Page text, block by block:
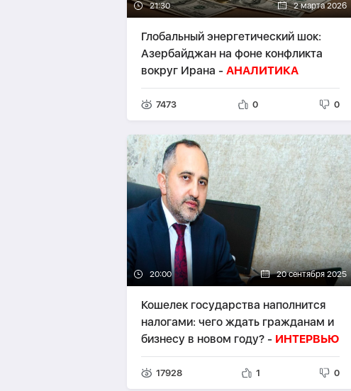
21:30 2 марта 2026
Глобальный энергетический шок:
Азербайджан на фоне конфликта
вокруг Ирана - АНАЛИТИКА
7473 0 0
20:00 20 сентября 2025
Кошелек государства наполнится
налогами: чего ждать гражданам и
бизнесу в новом году? - ИНТЕРВЬЮ
17928 1 0